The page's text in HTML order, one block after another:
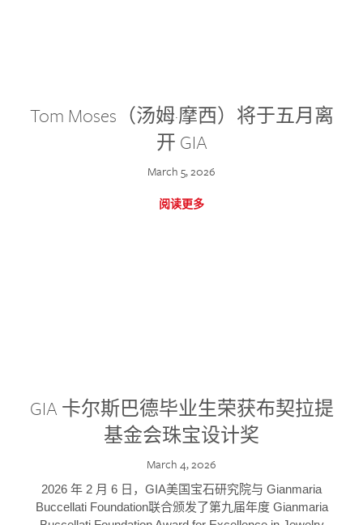
Tom Moses（汤姆·摩西）将于五月离
开 GIA
March 5, 2026
阅读更多
GIA 卡尔斯巴德毕业生荣获布契拉提
基金会珠宝设计奖
March 4, 2026
2026 年 2 月 6 日，GIA美国宝石研究院与 Gianmaria
Buccellati Foundation联合颁发了第九届年度 Gianmaria